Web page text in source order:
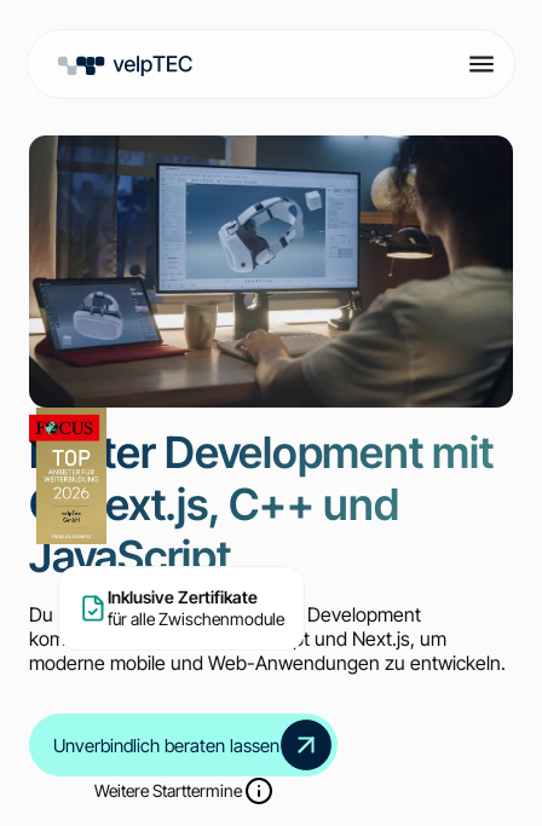
Inklusive Zertifikate
für alle Zwischenmodule
Flutter Development mit
C, next.js, C++ und
JavaScript
Du erlernst in 26 Wochen Flutter Development
kombiniert mit C, C++, JavaScript und Next.js, um
moderne mobile und Web-Anwendungen zu entwickeln.
Unverbindlich beraten lassen
Weitere Starttermine